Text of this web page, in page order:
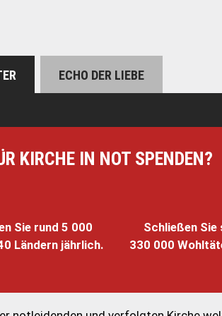
ECHO DER LIEBE
KIRCHE IN NOT SPENDEN?
Sie rund 5 000
Ländern jährlich.
Schließen Sie
330 000